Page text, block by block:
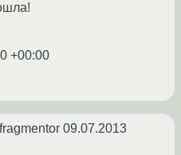
+00:00
09.07.2013